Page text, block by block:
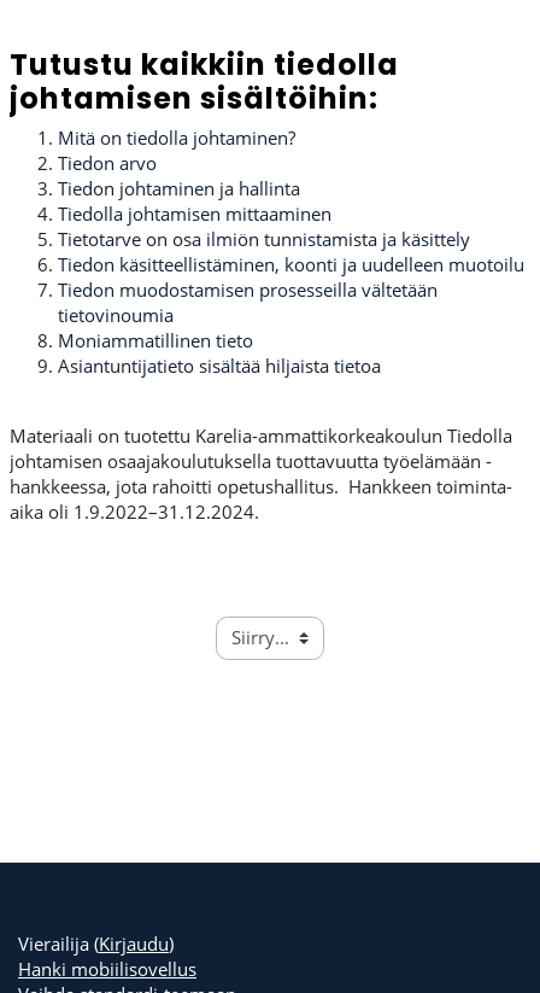
Tutustu kaikkiin tiedolla
johtamisen sisältöihin:
Mitä on tiedolla johtaminen?
Tiedon arvo
Tiedon johtaminen ja hallinta
Tiedolla johtamisen mittaaminen
Tietotarve on osa ilmiön tunnistamista ja käsittely
Tiedon käsitteellistäminen, koonti ja uudelleen muotoilu
Tiedon muodostamisen prosesseilla vältetään
tietovinoumia
Moniammatillinen tieto
Asiantuntijatieto sisältää hiljaista tietoa
Materiaali on tuotettu Karelia-ammattikorkeakoulun Tiedolla
johtamisen osaajakoulutuksella tuottavuutta työelämään -
hankkeessa, jota rahoitti opetushallitus. Hankkeen toiminta-
aika oli 1.9.2022–31.12.2024.
Vierailija (Kirjaudu)
Hanki mobiilisovellus